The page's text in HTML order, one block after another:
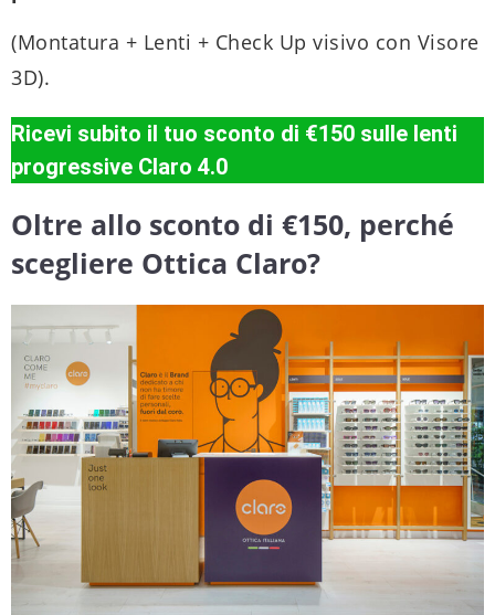
(Montatura + Lenti + Check Up visivo con Visore
3D).
Ricevi subito il tuo sconto di €150 sulle lenti
progressive Claro 4.0
Oltre allo sconto di €150, perché
scegliere Ottica Claro?